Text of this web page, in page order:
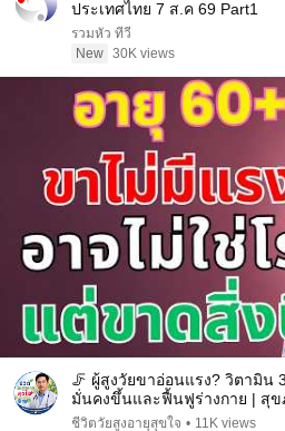
ประเทศไทย 7 ส.ค 69 Part1
รวมหัว ทีวี
New 30K views
🦵 ผู้สูงวัยขาอ่อนแรง? วิตามิน
มั่นคงขึ้นและฟื้นฟูร่างกาย | สุ
ชีวิตวัยสูงอายุสุขใจ • 11K views